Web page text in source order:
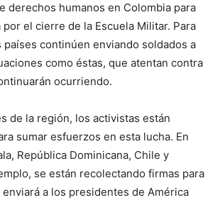
derechos humanos en Colombia para
el cierre de la Escuela Militar. Para
países continúen enviando soldados a
como éstas, que atentan contra
ocurriendo.
de la región, los activistas están
sumar esfuerzos en esta lucha. En
República Dominicana, Chile y
se están recolectando firmas para
a los presidentes de América